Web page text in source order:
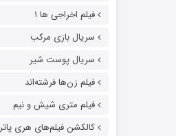
فیلم اخراجی ها ۱
سریال بازی مرکب
سریال پوست شیر
فیلم زن‌ها فرشته‌اند
فیلم متری شیش و نیم
کالکشن فیلم‌های هری پاتر